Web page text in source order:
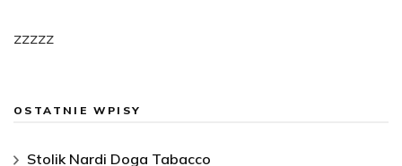
zzzzz
OSTATNIE WPISY
Stolik Nardi Doga Tabacco